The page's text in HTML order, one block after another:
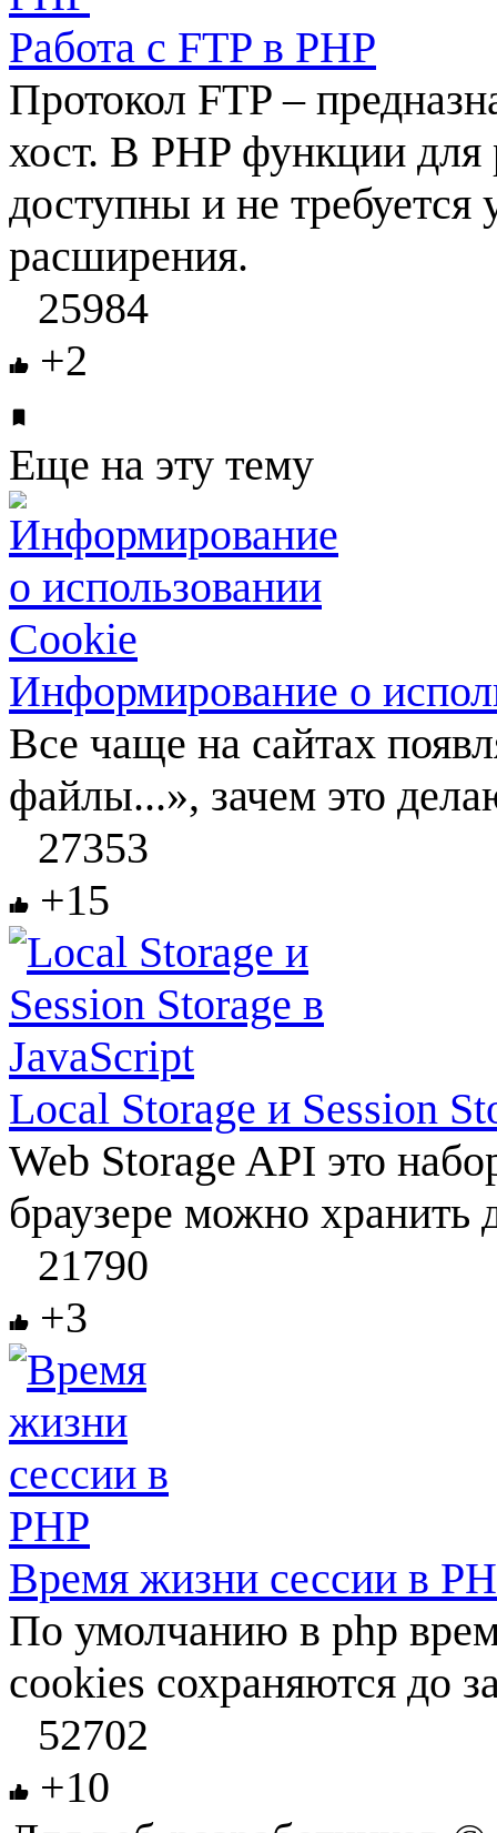
Работа с FTP в PHP
Протокол FTP –
хост. В PHP функции для
доступны и не требуется
расширения.
25984
+2
Еще на эту тему
Информирование о
Все чаще на сайтах
файлы...», зачем это
27353
+15
Local Storage и Session
Web Storage API это
браузере можно хранить
21790
+3
Время жизни сессии в
По умолчанию в php
cookies сохраняются до
52702
+10